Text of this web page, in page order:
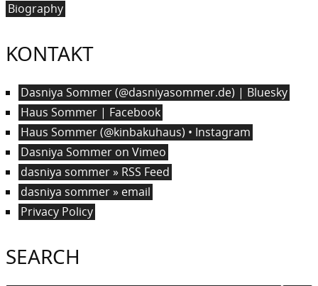
Biography
KONTAKT
Dasniya Sommer (@dasniyasommer.de) | Bluesky
Haus Sommer | Facebook
Haus Sommer (@kinbakuhaus) • Instagram
Dasniya Sommer on Vimeo
dasniya sommer » RSS Feed
dasniya sommer » email
Privacy Policy
SEARCH